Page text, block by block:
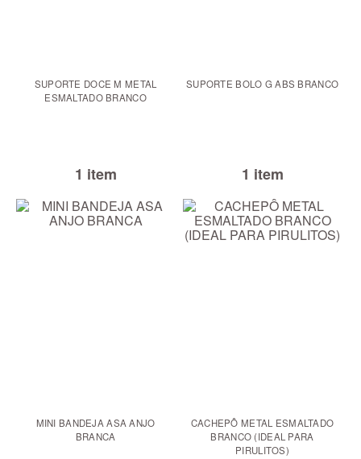
SUPORTE DOCE M METAL
ESMALTADO BRANCO
1 item
SUPORTE BOLO G ABS BRANCO
1 item
MINI BANDEJA ASA ANJO
BRANCA
CACHEPÔ METAL ESMALTADO
BRANCO (IDEAL PARA
PIRULITOS)